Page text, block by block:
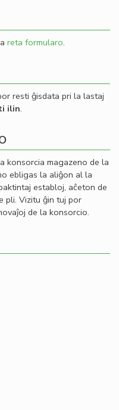
reta formularo.
resti ĝisdata pri la lastaj
ilin.
konsorcia magazeno de la
ebligas la aliĝon al la
establoj, aĉeton de
pli. Vizitu ĝin tuj por
de la konsorcio.